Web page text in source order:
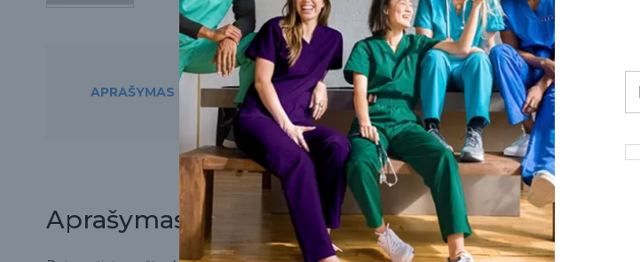
APRAŠYMAS PREKĘ RASITE ŠIOSE FIZINĖSE PARDUOTUVĖSE
Aprašymas